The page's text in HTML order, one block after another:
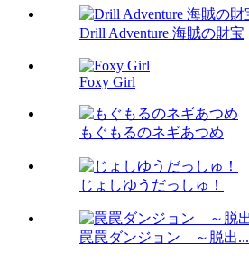
Drill Adventure 海賊の財宝
Foxy Girl
もぐもるのネギあつめ
じょしゆうだっしゅ！
罠罠ダンジョン ～脱出...